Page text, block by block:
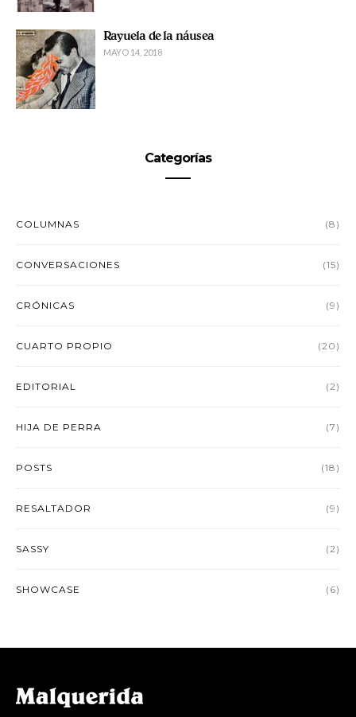
Rayuela de la náusea
MAYO 14, 2018
Categorías
COLUMNAS (8)
CONVERSACIONES (15)
CRÓNICAS (9)
CUARTO PROPIO (20)
EDITORIAL (2)
HIJA DE PERRA (7)
POSTS (18)
RESALTADOR (9)
SASSY (2)
SHOWCASE (6)